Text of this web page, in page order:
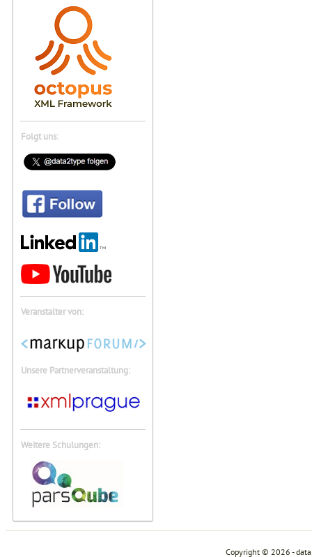
Folgt uns:
Veranstalter von:
Unsere Partnerveranstaltung:
Weitere Schulungen:
Copyright © 2026 -